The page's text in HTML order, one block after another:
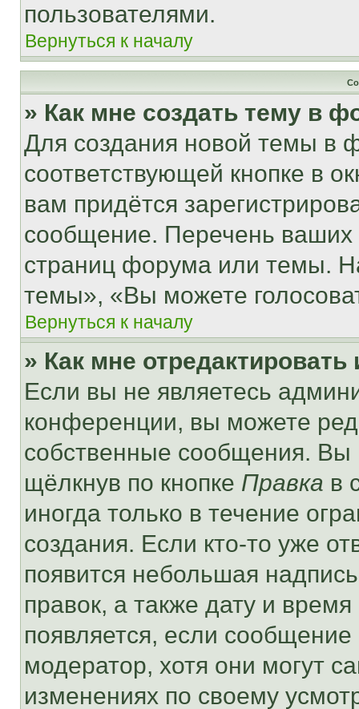
пользователями.
Вернуться к началу
» Как мне создать тему в
Для создания новой темы в
соответствующей кнопке в
вам придётся
сообщение. Перечень ваших
страниц форума или темы.
темы», «Вы можете
Вернуться к началу
» Как мне
Если вы не являетесь
конференции, вы можете
собственные сообщения. Вы
щёлкнув по кнопке Правка в
иногда только в течение
создания. Если кто-то уже
появится небольшая
правок, а также дату и
появляется, если
модератор, хотя они могут
изменениях по своему